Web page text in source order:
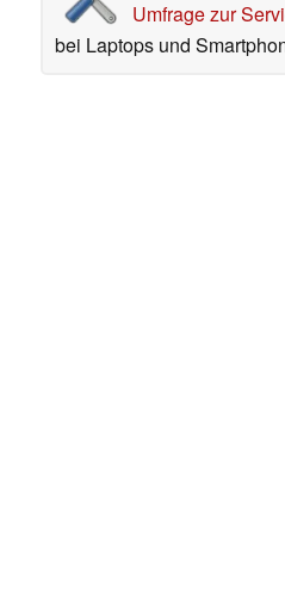
Umfrage zur
bei Laptops und